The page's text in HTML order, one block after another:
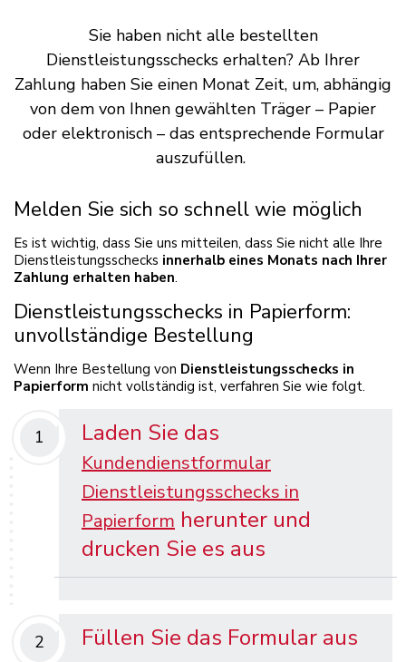
Sie haben nicht alle bestellten
Dienstleistungsschecks erhalten? Ab Ihrer
Zahlung haben Sie einen Monat Zeit, um, abhängig
von dem von Ihnen gewählten Träger – Papier
oder elektronisch – das entsprechende Formular
auszufüllen.
Melden Sie sich so schnell wie möglich
Es ist wichtig, dass Sie uns mitteilen, dass Sie nicht alle Ihre
Dienstleistungsschecks innerhalb eines Monats nach Ihrer
Zahlung erhalten haben.
Dienstleistungsschecks in Papierform:
unvollständige Bestellung
Wenn Ihre Bestellung von Dienstleistungsschecks in
Papierform nicht vollständig ist, verfahren Sie wie folgt.
1 Laden Sie das
Kundendienstformular
Dienstleistungsschecks in
Papierform herunter und
drucken Sie es aus
2 Füllen Sie das Formular aus